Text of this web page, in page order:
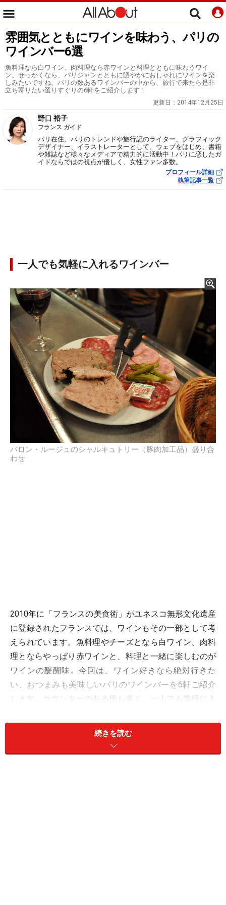
雰囲気とともにワインを味わう、パリの
ワインバー6選
魚料理なら白ワイン、肉料理なら赤ワインと料理とともに味わうワイ
ン。せっかくなら、パリジャンとともに賑やかにおしゃれにワインを楽
しみたいですね。パリの数あるワインバーの中から、旅行で来たら是非
立ち寄りたい選りすぐりの6軒をご紹介します！
更新日： 2014年12月25日
野口 裕子
フランス ガイド
パリ在住。パリのトレンドや旅行記のライター、グラフィック
デザイナー、イラストレーターとして、ウェブをはじめ、書籍
や雑誌など様々なメディアで精力的に活動中！パリに恋したガ
イドならではの視点が優しく、女性ファン多数。
プロフィール詳細
執筆記事一覧
一人でも気軽に入れるワインバー
バロン・ルージュのシャルキュトリー（豚肉加工品）盛り合
わせ
2010年に「フランスの美食術」がユネスコ無形文化遺産
に登録されたフランスでは、ワインもその一部として考
えられています。魚料理やチーズとなら白ワイン、肉料
理とならやっぱり赤ワインと、料理と一緒に楽しむのが
ワインの醍醐味。今回は、ワイン好きなら絶対行きた
い、おつまみも美味しいパリのワインバーを6軒ご紹介
します。カウンターのある所も多く、一人でも気軽に入
バロン・ルージュ
続きを読む